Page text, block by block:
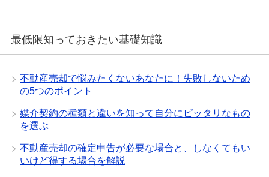
最低限知っておきたい基礎知識
不動産売却で悩みたくないあなたに！失敗しないため
の5つのポイント
媒介契約の種類と違いを知って自分にピッタリなもの
を選ぶ
不動産売却の確定申告が必要な場合と、しなくてもい
いけど得する場合を解説